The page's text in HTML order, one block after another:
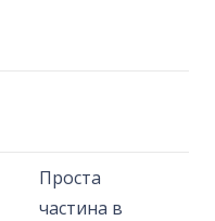
Проста
частина в